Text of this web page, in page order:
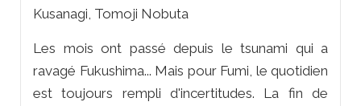
Kusanagi, Tomoji Nobuta
Les mois ont passé depuis le tsunami qui a
ravagé Fukushima... Mais pour Fumi, le quotidien
est toujours rempli d'incertitudes. La fin de